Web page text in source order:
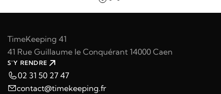
TimeKeeping 41
41 Rue Guillaume le Conquérant 14000 Caen
S'Y RENDRE
02 31 50 27 47
contact@timekeeping.fr